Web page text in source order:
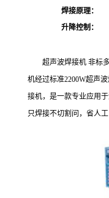
焊接原理：
升降控制：
超声波焊接机 非标多
机经过标准2200W超声
接机，是一款专业应用
只焊接不切割问，省人